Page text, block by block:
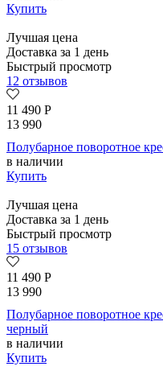
Купить
Лучшая цена
Доставка за 1 день
Быстрый просмотр
12 отзывов
11 490 Р
13 990
Полубарное поворотное
в наличии
Купить
Лучшая цена
Доставка за 1 день
Быстрый просмотр
15 отзывов
11 490 Р
13 990
Полубарное поворотное
черный
в наличии
Купить